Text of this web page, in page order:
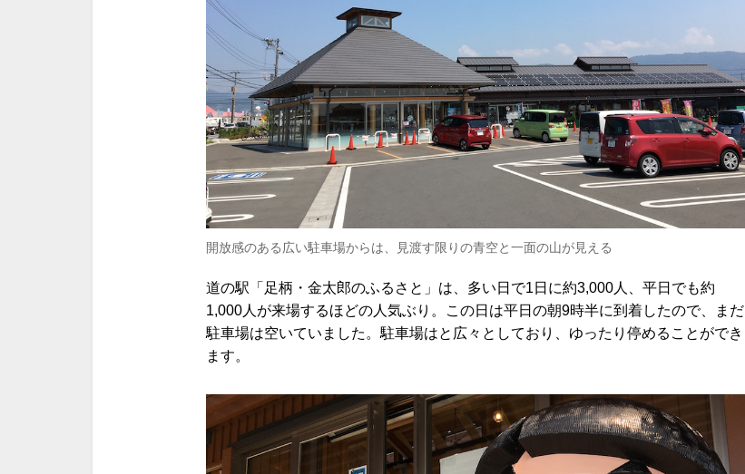
開放感のある広い駐車場からは、見渡す限りの青空と一面の山が見える
道の駅「足柄・金太郎のふるさと」は、多い日で1日に約3,000人、平日でも約
1,000人が来場するほどの人気ぶり。この日は平日の朝9時半に到着したので、まだ
駐車場は空いていました。駐車場はと広々としており、ゆったり停めることができ
ます。